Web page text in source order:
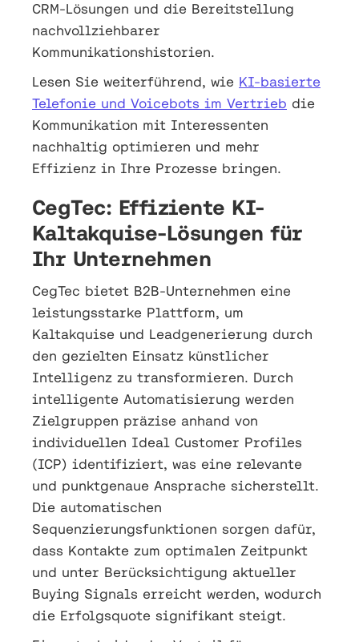
CRM-Lösungen und die Bereitstellung
nachvollziehbarer
Kommunikationshistorien.
Lesen Sie weiterführend, wie KI-basierte
Telefonie und Voicebots im Vertrieb die
Kommunikation mit Interessenten
nachhaltig optimieren und mehr
Effizienz in Ihre Prozesse bringen.
CegTec: Effiziente KI-
Kaltakquise-Lösungen für
Ihr Unternehmen
CegTec bietet B2B-Unternehmen eine
leistungsstarke Plattform, um
Kaltakquise und Leadgenerierung durch
den gezielten Einsatz künstlicher
Intelligenz zu transformieren. Durch
intelligente Automatisierung werden
Zielgruppen präzise anhand von
individuellen Ideal Customer Profiles
(ICP) identifiziert, was eine relevante
und punktgenaue Ansprache sicherstellt.
Die automatischen
Sequenzierungsfunktionen sorgen dafür,
dass Kontakte zum optimalen Zeitpunkt
und unter Berücksichtigung aktueller
Buying Signals erreicht werden, wodurch
die Erfolgsquote signifikant steigt.